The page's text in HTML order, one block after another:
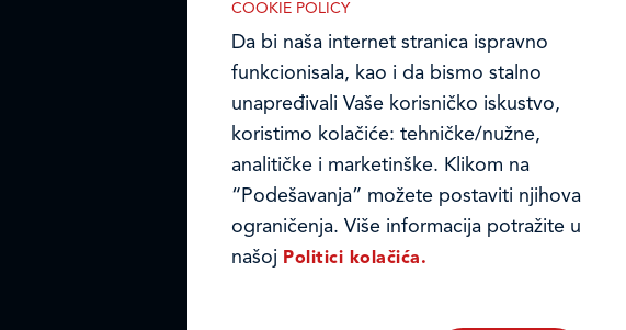
COOKIE POLICY
Da bi naša internet stranica ispravno
funkcionisala, kao i da bismo stalno
unapređivali Vaše korisničko iskustvo,
koristimo kolačiće: tehničke/nužne,
analitičke i marketinške. Klikom na
“Podešavanja” možete postaviti njihova
ograničenja. Više informacija potražite u
našoj Politici kolačića.
IZABERITE KOLAČIĆE NA STRANICI
Omogućite ili onemogućite našoj
internet stranici upotrebu kolačića
opisanih u nastavku: